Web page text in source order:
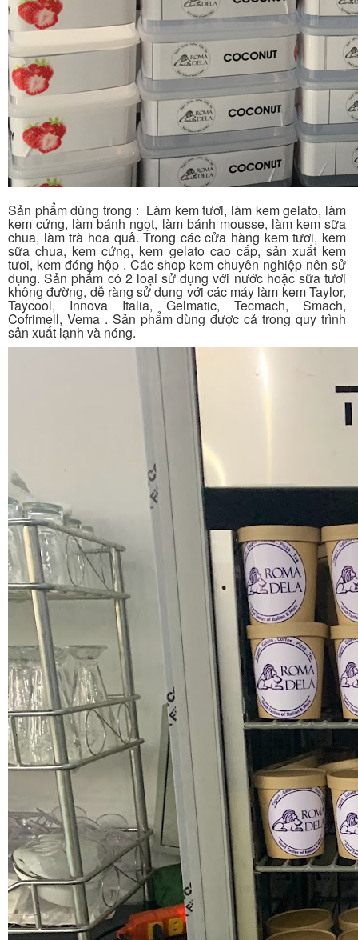
Sản phẩm dùng trong : Làm kem tươi, làm kem gelato, làm
kem cứng, làm bánh ngọt, làm bánh mousse, làm kem sữa
chua, làm trà hoa quả. Trong các cửa hàng kem tươi, kem
sữa chua, kem cứng, kem gelato cao cấp, sản xuất kem
tươi, kem đóng hộp . Các shop kem chuyên nghiệp nên sử
dụng. Sản phẩm có 2 loại sử dụng với nước hoặc sữa tươi
không đường, dễ ràng sử dụng với các máy làm kem Taylor,
Taycool, Innova Italia, Gelmatic, Tecmach, Smach,
Cofrimell, Vema . Sản phẩm dùng được cả trong quy trình
sản xuất lạnh và nóng.